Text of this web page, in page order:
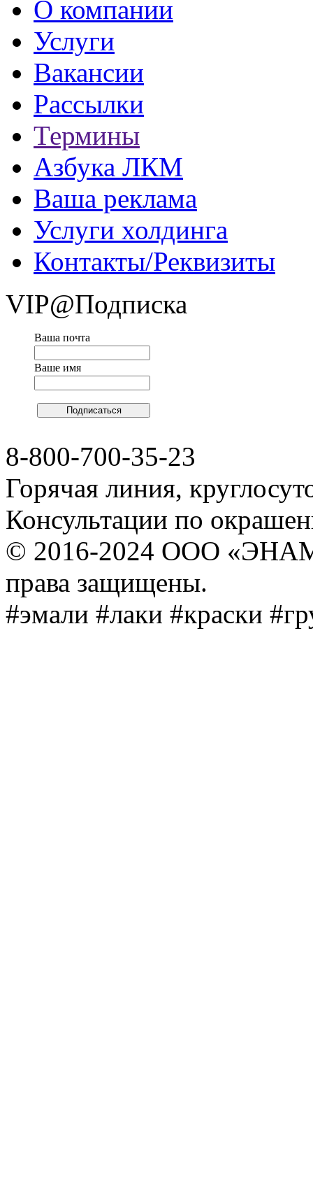
О компании
Услуги
Вакансии
Рассылки
Термины
Азбука ЛКМ
Ваша реклама
Услуги холдинга
Контакты/Реквизиты
VIP@Подписка
Ваша почта
Ваше имя
8-800-700-35-23
Горячая линия,
Консультации по
© 2016-2024 ООО
права защищены.
#эмали #лаки #краски